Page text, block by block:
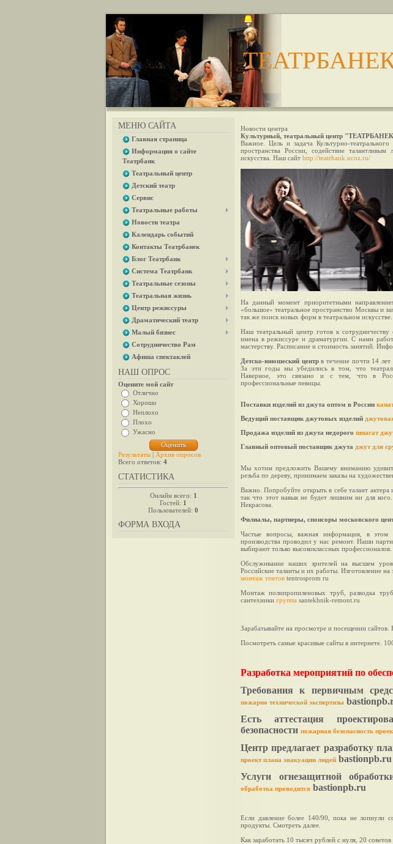
МЕНЮ САЙТА
Главная страница
Информация о сайте
Театрбанк
Театральный центр
Детский театр
Сервис
Театральные работы
Новости театра
Календарь событий
Контакты Театрбанек
Блог Театрбанк
Система Театрбанк
Театральные сезоны
Театральная жизнь
Центр режиссуры
Драматический театр
Малый бизнес
Сотрудничество Рам
Афиша спектаклей
НАШ ОПРОС
Оцените мой сайт
Отлично
Хорошо
Неплохо
Плохо
Ужасно
Результаты | Архив опросов
Всего ответов: 4
СТАТИСТИКА
Онлайн всего: 1
Гостей: 1
Пользователей: 0
ФОРМА ВХОДА
Новости центра
Культурный, театральный центр
Важное. Цель и задача Культурно-
пространства России, содействие
искусства. Наш сайт http://teatrbank.ucoz.ru/
На данный момент приоритетными
«большое» театральное пространство Москвы и
так же поиск новых форм в театральном искусстве.
Наш театральный центр готов к
имена в режиссуре и драматургии. С нами
мастерству. Расписание и стоимость занятий.
Детско-юношеский центрв течение почти 14 лет
За эти годы мы убедились в том, что
Наверное, это связано и с тем, что в
профессиональные певицы.
Поставки изделий из джута оптом в России
Ведущий поставщик джутовых изделий
Продажа изделий из джута недорого шпагат
Главный оптовый поставщик джута джут для
Мы хотим предложить Вашему вниманию
резьба по дереву, принимаем заказы на
Важно. Попробуйте открыть в себе талант
так что этот навык не будет лишним ни для
Некрасова.
Филиалы, партнеры, спонсоры московского
Частые вопросы, важная информация, в
производства проводил у нас ремонт. Наши
выбирают только высококлассных профессионалов.
Обслуживание наших зрителей на высшем
Российские таланты и их работы. Изготовление
монтаж тентов tentrosprom ru
Монтаж полипропиленовых труб, разводка
сантехники группа santekhnik-remont.ru
Зарабатывайте на просмотре и посещении сайтов.
Посмотреть самые красивые сайты в интернете.
Разработка мероприятий по
Требования к первичным
пожарно технической экспертизы
Есть аттестация
безопасности пожарная безопасность
Центр предлагает разработку
проект плана эвакуации людей bastionpb.ru
Услуги огнезащитной
обработка проводится bastionpb.ru
Если давление более 140/90, пока не лопнули
продукты. Смотреть далее.
Как заработать 10 тысяч рублей с нуля, 20